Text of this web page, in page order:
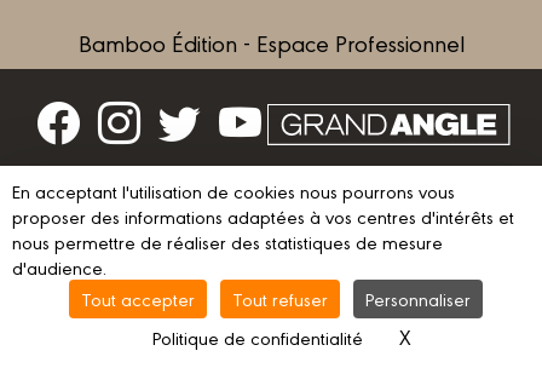
Bamboo Édition - Espace Professionnel
Contactez-nous
Devenir partenaire
© 2023 GRAND ANGLE Mentions légales
Conditions d’utilisation
Vie privée
Gestion des cookies
En acceptant l'utilisation de cookies nous pourrons vous
proposer des informations adaptées à vos centres d'intérêts et
nous permettre de réaliser des statistiques de mesure
d'audience.
Tout accepter
Tout refuser
Personnaliser
Politique de confidentialité
X